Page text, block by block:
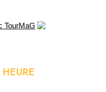
HEURE